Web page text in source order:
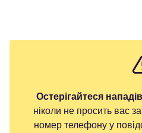
Остерігайтеся
ніколи не просить вас
номер телефону у